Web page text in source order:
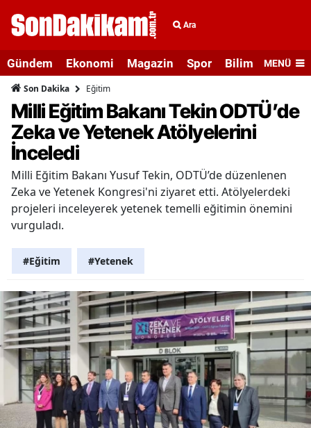
Ara
Gündem Ekonomi Magazin Spor Bilim veMENÜ
Son Dakika Eğitim
Milli Eğitim Bakanı Tekin ODTÜ’de
Zeka ve Yetenek Atölyelerini
İnceledi
Milli Eğitim Bakanı Yusuf Tekin, ODTÜ’de düzenlenen
Zeka ve Yetenek Kongresi'ni ziyaret etti. Atölyelerdeki
projeleri inceleyerek yetenek temelli eğitimin önemini
vurguladı.
#Eğitim #Yetenek